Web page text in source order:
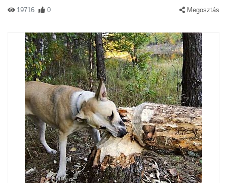
19716 0 Megosztás